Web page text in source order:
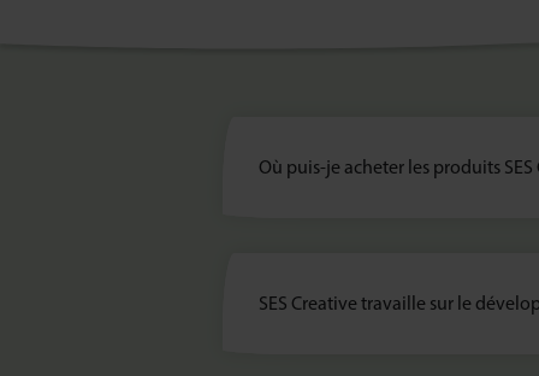
Où puis-je acheter les produits SES
SES Creative travaille sur le